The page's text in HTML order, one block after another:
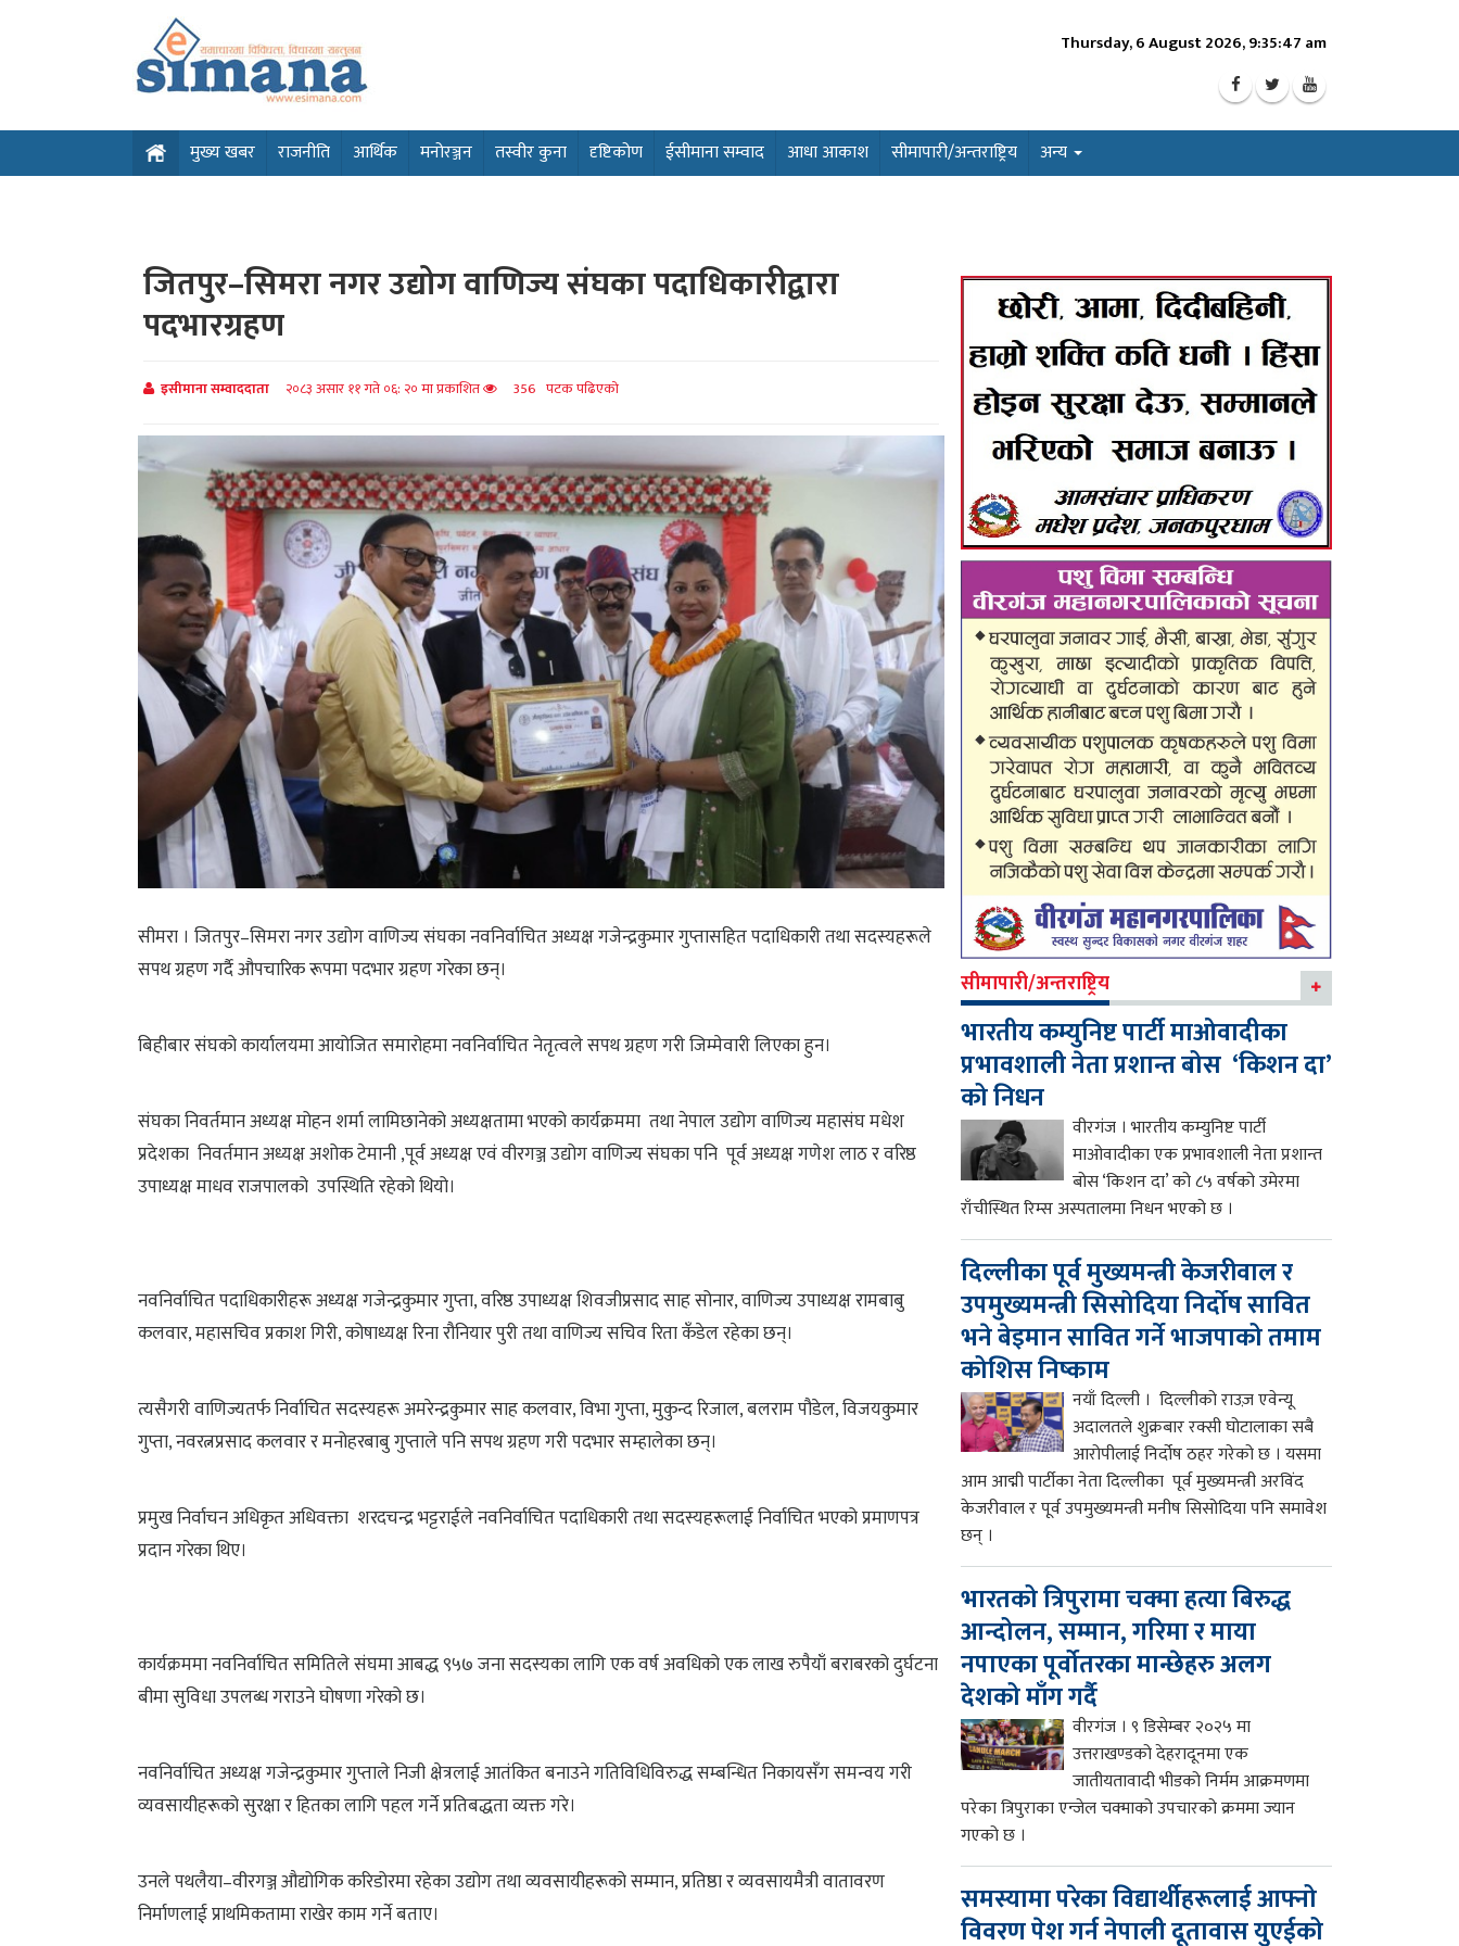
Thursday, 6 August 2026, 9:35:49 am
मुख्य खबर राजनीति आर्थिक मनोरञ्जन तस्वीर कुना दृष्टिकोण ईसीमाना सम्वाद आधा आकाश सीमापारी/अन्तराष्ट्रिय अन्य
जितपुर–सिमरा नगर उद्योग वाणिज्य संघका पदाधिकारीद्वारा
पदभारग्रहण
इसीमाना सम्वाददाता २०८३ असार ११ गते ०६: २० मा प्रकाशित 356 पटक पढिएको
सीमरा । जितपुर–सिमरा नगर उद्योग वाणिज्य संघका नवनिर्वाचित अध्यक्ष गजेन्द्रकुमार गुप्तासहित पदाधिकारी तथा सदस्यहरूले
सपथ ग्रहण गर्दै औपचारिक रूपमा पदभार ग्रहण गरेका छन्।
बिहीबार संघको कार्यालयमा आयोजित समारोहमा नवनिर्वाचित नेतृत्वले सपथ ग्रहण गरी जिम्मेवारी लिएका हुन।
संघका निवर्तमान अध्यक्ष मोहन शर्मा लामिछानेको अध्यक्षतामा भएको कार्यक्रममा तथा नेपाल उद्योग वाणिज्य महासंघ मधेश
प्रदेशका निवर्तमान अध्यक्ष अशोक टेमानी ,पूर्व अध्यक्ष एवं वीरगञ्ज उद्योग वाणिज्य संघका पनि पूर्व अध्यक्ष गणेश लाठ र वरिष्ठ
उपाध्यक्ष माधव राजपालको उपस्थिति रहेको थियो।
नवनिर्वाचित पदाधिकारीहरू अध्यक्ष गजेन्द्रकुमार गुप्ता, वरिष्ठ उपाध्यक्ष शिवजीप्रसाद साह सोनार, वाणिज्य उपाध्यक्ष रामबाबु
कलवार, महासचिव प्रकाश गिरी, कोषाध्यक्ष रिना रौनियार पुरी तथा वाणिज्य सचिव रिता कँडेल रहेका छन्।
त्यसैगरी वाणिज्यतर्फ निर्वाचित सदस्यहरू अमरेन्द्रकुमार साह कलवार, विभा गुप्ता, मुकुन्द रिजाल, बलराम पौडेल, विजयकुमार
गुप्ता, नवरत्नप्रसाद कलवार र मनोहरबाबु गुप्ताले पनि सपथ ग्रहण गरी पदभार सम्हालेका छन्।
प्रमुख निर्वाचन अधिकृत अधिवक्ता शरदचन्द्र भट्टराईले नवनिर्वाचित पदाधिकारी तथा सदस्यहरूलाई निर्वाचित भएको प्रमाणपत्र
प्रदान गरेका थिए।
कार्यक्रममा नवनिर्वाचित समितिले संघमा आबद्ध ९५७ जना सदस्यका लागि एक वर्ष अवधिको एक लाख रुपैयाँ बराबरको दुर्घटना
बीमा सुविधा उपलब्ध गराउने घोषणा गरेको छ।
नवनिर्वाचित अध्यक्ष गजेन्द्रकुमार गुप्ताले निजी क्षेत्रलाई आतंकित बनाउने गतिविधिविरुद्ध सम्बन्धित निकायसँग समन्वय गरी
व्यवसायीहरूको सुरक्षा र हितका लागि पहल गर्ने प्रतिबद्धता व्यक्त गरे।
उनले पथलैया–वीरगञ्ज औद्योगिक करिडोरमा रहेका उद्योग तथा व्यवसायीहरूको सम्मान, प्रतिष्ठा र व्यवसायमैत्री वातावरण
निर्माणलाई प्राथमिकतामा राखेर काम गर्ने बताए।
सीमापारी/अन्तराष्ट्रिय
भारतीय कम्युनिष्ट पार्टी माओवादीका
प्रभावशाली नेता प्रशान्त बोस ‘किशन दा’
को निधन
वीरगंज । भारतीय कम्युनिष्ट पार्टी
माओवादीका एक प्रभावशाली नेता प्रशान्त
बोस ‘किशन दा’ को ८५ वर्षको उमेरमा
राँचीस्थित रिम्स अस्पतालमा निधन भएको छ ।
दिल्लीका पूर्व मुख्यमन्त्री केजरीवाल र
उपमुख्यमन्त्री सिसोदिया निर्दोष सावित
भने बेइमान सावित गर्ने भाजपाको तमाम
कोशिस निष्काम
नयाँ दिल्ली । दिल्लीको राउज़ एवेन्यू
अदालतले शुक्रबार रक्सी घोटालाका सबै
आरोपीलाई निर्दोष ठहर गरेको छ । यसमा
आम आद्मी पार्टीका नेता दिल्लीका पूर्व मुख्यमन्त्री अरविंद
केजरीवाल र पूर्व उपमुख्यमन्त्री मनीष सिसोदिया पनि समावेश
छन् ।
भारतको त्रिपुरामा चक्मा हत्या बिरुद्ध
आन्दोलन, सम्मान, गरिमा र माया
नपाएका पूर्वोतरका मान्छेहरु अलग
देशको माँग गर्दै
वीरगंज । ९ डिसेम्बर २०२५ मा
उत्तराखण्डको देहरादूनमा एक
जातीयतावादी भीडको निर्मम आक्रमणमा
परेका त्रिपुराका एन्जेल चक्माको उपचारको क्रममा ज्यान
गएको छ ।
समस्यामा परेका विद्यार्थीहरूलाई आफ्नो
विवरण पेश गर्न नेपाली दूतावास युएईको